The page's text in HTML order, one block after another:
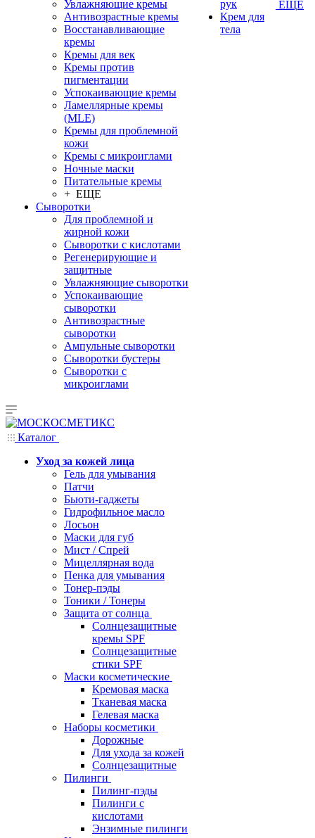
Увлажняющие кремы
Антивозрастные кремы
Восстанавливающие
кремы
Кремы для век
Кремы против
пигментации
Успокаивающие кремы
Ламеллярные кремы
(MLE)
Кремы для проблемной
кожи
Кремы с микроиглами
Ночные маски
Питательные кремы
+ ЕЩЕ
Сыворотки
Для проблемной и
жирной кожи
Сыворотки с кислотами
Регенерирующие и
защитные
Увлажняющие сыворотки
Успокаивающие
сыворотки
Антивозрастные
сыворотки
Ампульные сыворотки
Сыворотки бустеры
Сыворотки с
микроиглами
рук
Крем для
тела
ЕЩЕ
Каталог
Уход за кожей лица
Гель для умывания
Патчи
Бьюти-гаджеты
Гидрофильное масло
Лосьон
Маски для губ
Мист / Спрей
Мицеллярная вода
Пенка для умывания
Тонер-пэды
Тоники / Тонеры
Защита от солнца
Солнцезащитные
кремы SPF
Солнцезащитные
стики SPF
Маски косметические
Кремовая маска
Тканевая маска
Гелевая маска
Наборы косметики
Дорожные
Для ухода за кожей
Солнцезащитные
Пилинги
Пилинг-пэды
Пилинги с
кислотами
Энзимные пилинги